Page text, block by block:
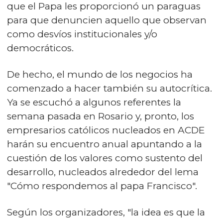
que el Papa les proporcionó un paraguas
para que denuncien aquello que observan
como desvíos institucionales y/o
democráticos.
De hecho, el mundo de los negocios ha
comenzado a hacer también su autocrítica.
Ya se escuchó a algunos referentes la
semana pasada en Rosario y, pronto, los
empresarios católicos nucleados en ACDE
harán su encuentro anual apuntando a la
cuestión de los valores como sustento del
desarrollo, nucleados alrededor del lema
"Cómo respondemos al papa Francisco".
Según los organizadores, "la idea es que la